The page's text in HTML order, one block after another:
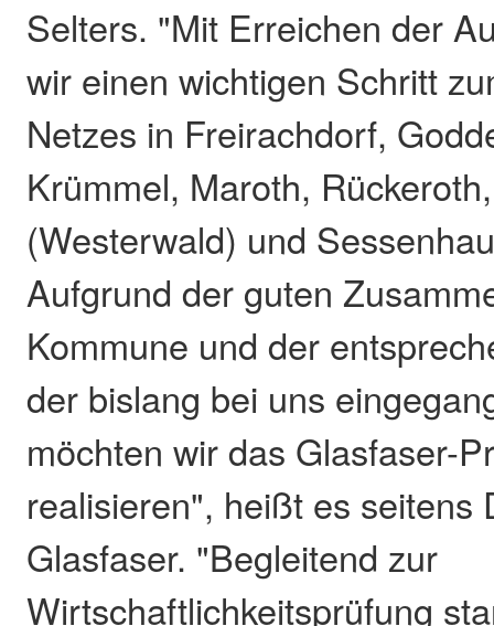
Selters. "Mit Erreichen der
wir einen wichtigen Schritt
Netzes in Freirachdorf,
Krümmel, Maroth,
(Westerwald) und
Aufgrund der guten
Kommune und der
der bislang bei uns
möchten wir das Glasfaser-
realisieren", heißt es seitens
Glasfaser. "Begleitend zur
Wirtschaftlichkeitsprüfung